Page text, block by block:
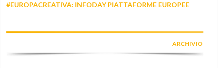
#EUROPACREATIVA: INFODAY PIATTAFORME EUROPEE
ARCHIVIO